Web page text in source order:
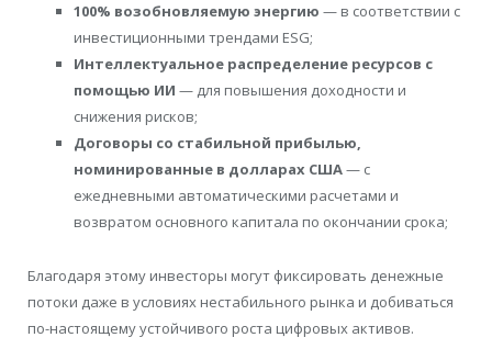
100% возобновляемую энергию — в соответствии с
инвестиционными трендами ESG;
Интеллектуальное распределение ресурсов с
помощью ИИ — для повышения доходности и
снижения рисков;
Договоры со стабильной прибылью,
номинированные в долларах США— с
ежедневными автоматическими расчетами и
возвратом основного капитала по окончании срока;
Благодаря этому инвесторы могут фиксировать денежные
потоки даже в условиях нестабильного рынка и добиваться
по-настоящему устойчивого роста цифровых активов.